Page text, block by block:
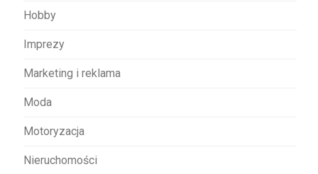
Hobby
Imprezy
Marketing i reklama
Moda
Motoryzacja
Nieruchomości